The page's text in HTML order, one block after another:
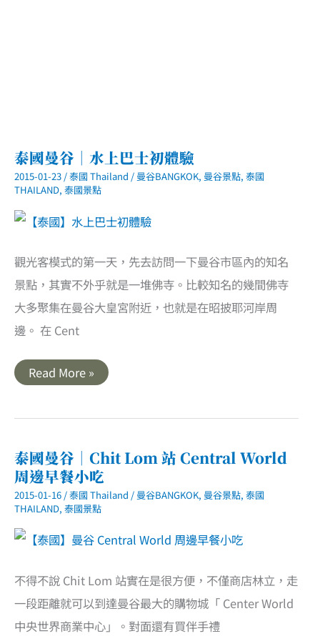
泰國曼谷｜水上巴士初體驗
2015-01-23 /泰國 Thailand / 曼谷BANGKOK, 曼谷景點, 泰國
THAILAND, 泰國景點
觀光客模式的第一天，先去訪問一下曼谷市區內的知名
景點，其實不外乎就是一堆佛寺。比較知名的幾間佛寺
大多聚集在曼谷大皇宮附近，也就是在昭披耶河岸周
邊。 在 Cent
泰
國
｜
巴
士
初
體
驗
Read More »
泰國曼谷｜Chit Lom 站 Central World
周邊早餐小吃
2015-01-16 /泰國 Thailand / 曼谷BANGKOK, 曼谷景點, 泰國
THAILAND, 泰國景點
不得不說 Chit Lom 站實在是很方便，不僅商店林立，走
一段距離就可以到達曼谷最大的購物城「 Center World
中央世界商業中心」。對面還有買伴手禮